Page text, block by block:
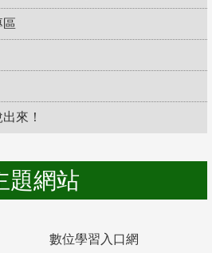
區
來！
題網站
數位學習入口網